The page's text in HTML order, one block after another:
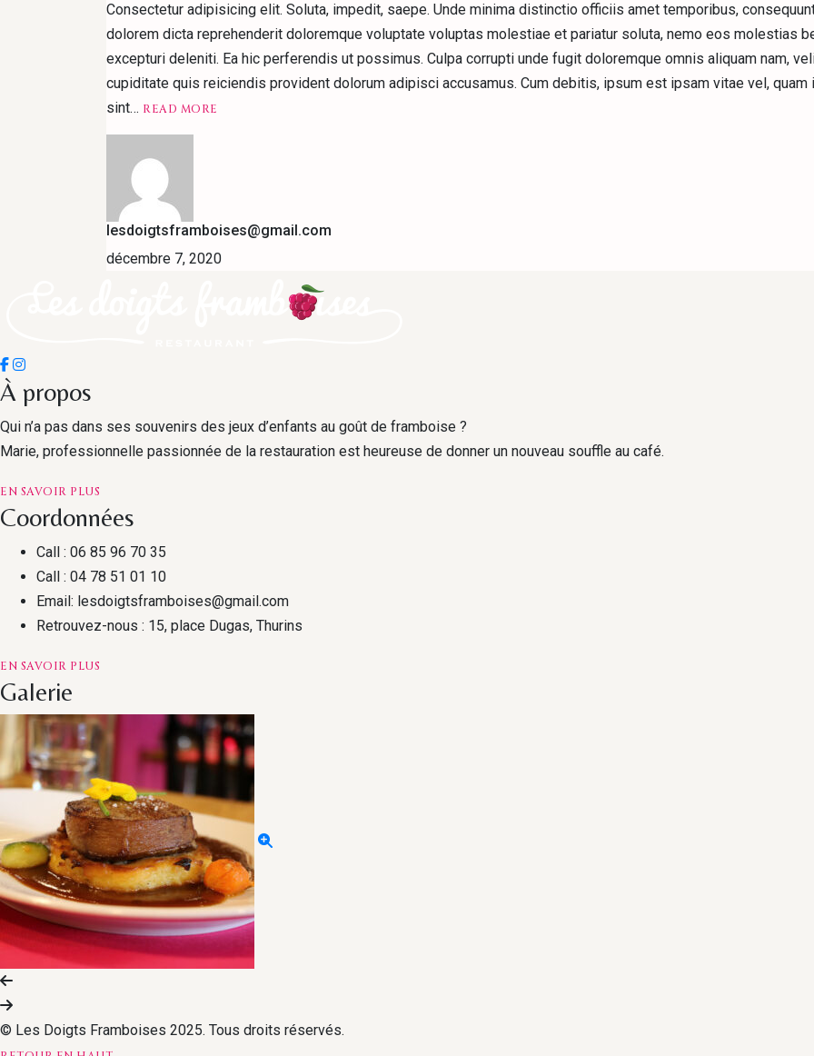
Consectetur adipisicing elit. Soluta, impedit, saepe. Unde minima distinctio officiis amet temporibus,
dolorem dicta reprehenderit doloremque voluptate voluptas molestiae et pariatur soluta, nemo eos molestias
excepturi deleniti. Ea hic perferendis ut possimus. Culpa corrupti unde fugit doloremque omnis aliquam nam,
cupiditate quis reiciendis provident dolorum adipisci accusamus. Cum debitis, ipsum est ipsam vitae vel, quam
sint… READ MORE
lesdoigtsframboises@gmail.com
décembre 7, 2020
À propos
Qui n’a pas dans ses souvenirs des jeux d’enfants au goût de framboise ?
Marie, professionnelle passionnée de la restauration est heureuse de donner un nouveau souffle au café.
EN SAVOIR PLUS
SAVOIR
PLUSÀ
Coordonnées
Call : 06 85 96 70 35
Call : 04 78 51 01 10
Email: lesdoigtsframboises@gmail.com
Retrouvez-nous : 15, place Dugas, Thurins
EN SAVOIR PLUS
Galerie
© Les Doigts Framboises 2025. Tous droits réservés.